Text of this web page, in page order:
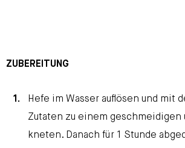
ZUBEREITUNG
Hefe im Wasser auflösen und mit
Zutaten zu einem geschmeidigen
kneten. Danach für 1 Stunde